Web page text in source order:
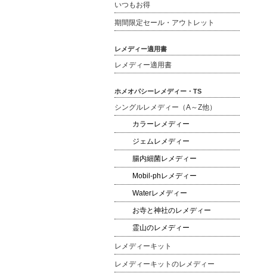
いつもお得
期間限定セール・アウトレット
レメディー適用書
レメディー適用書
ホメオパシーレメディー・TS
シングルレメディー（A～Z他）
カラーレメディー
ジェムレメディー
腸内細菌レメディー
Mobil-phレメディー
Waterレメディー
お寺と神社のレメディー
霊山のレメディー
レメディーキット
レメディーキットのレメディー